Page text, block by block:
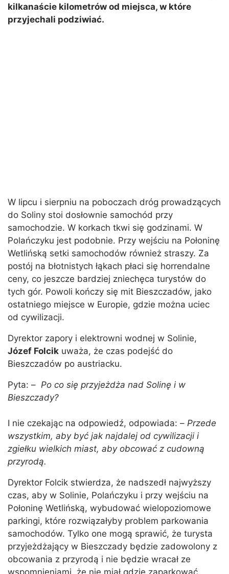
kilkanaście kilometrów od miejsca, w które
przyjechali podziwiać.
W lipcu i sierpniu na poboczach dróg prowadzących
do Soliny stoi dosłownie samochód przy
samochodzie. W korkach tkwi się godzinami. W
Polańczyku jest podobnie. Przy wejściu na Połoninę
Wetlińską setki samochodów również straszy. Za
postój na błotnistych łąkach płaci się horrendalne
ceny, co jeszcze bardziej zniechęca turystów do
tych gór. Powoli kończy się mit Bieszczadów, jako
ostatniego miejsce w Europie, gdzie można uciec
od cywilizacji.
Dyrektor zapory i elektrowni wodnej w Solinie,
Józef Folcik uważa, że czas podejść do
Bieszczadów po austriacku.
Pyta: – Po co się przyjeżdża nad Solinę i w
Bieszczady?
I nie czekając na odpowiedź, odpowiada: – Przede
wszystkim, aby być jak najdalej od cywilizacji i
zgiełku wielkich miast, aby obcować z cudowną
przyrodą.
Dyrektor Folcik stwierdza, że nadszedł najwyższy
czas, aby w Solinie, Polańczyku i przy wejściu na
Połoninę Wetlińską, wybudować wielopoziomowe
parkingi, które rozwiązałyby problem parkowania
samochodów. Tylko one mogą sprawić, że turysta
przyjeżdżający w Bieszczady będzie zadowolony z
obcowania z przyrodą i nie będzie wracał ze